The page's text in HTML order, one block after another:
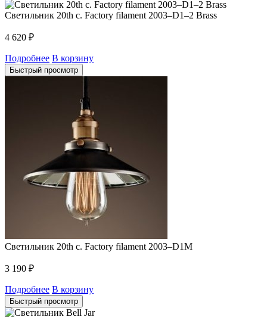
Светильник 20th c. Factory filament 2003–D1–2 Brass
4 620 ₽
Подробнее В корзину
Быстрый просмотр
Светильник 20th c. Factory filament 2003–D1M
3 190 ₽
Подробнее В корзину
Быстрый просмотр